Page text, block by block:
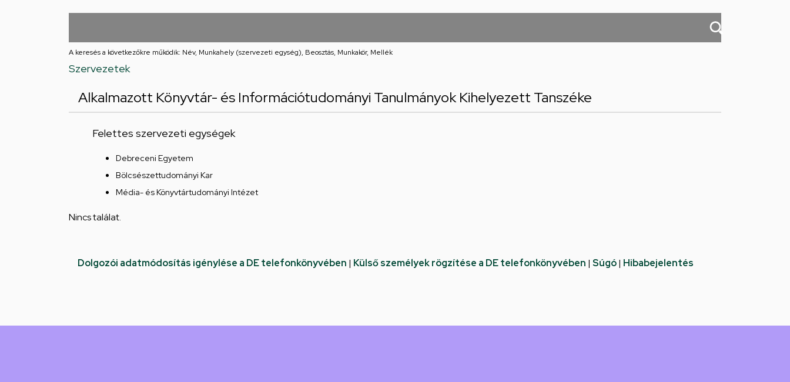
Iskolája
feladatellátási
A keresés a következőkre működik: Név, Munkahely (szervezeti egység), Beosztás, Munkakör, Mellék
Szervezetek
Alkalmazott Könyvtár- és Információtudományi Tanulmányok Kihelyezett Tanszéke
Felettes szervezeti egységek
Debreceni Egyetem
Bölcsészettudományi Kar
Média- és Könyvtártudományi Intézet
Nincs találat.
Dolgozói adatmódosítás igénylése a DE telefonkönyvében | Külső személyek rögzítése a DE telefonkönyvében | Súgó| Hibabejelentés